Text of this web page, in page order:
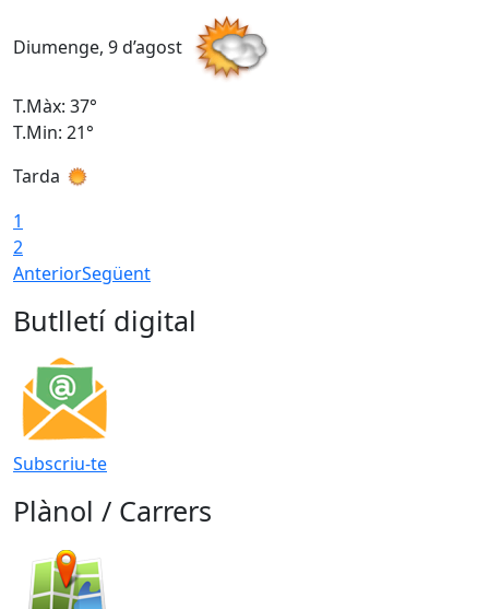
Diumenge, 9 d’agost
T.Màx: 37°
T.Min: 21°
Tarda
1
2
AnteriorSegüent
Butlletí digital
Subscriu-te
Plànol / Carrers